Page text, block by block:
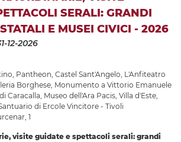
SERALI: GRANDI
E MUSEI CIVICI - 2026
12-2026
, Pantheon, Castel Sant'Angelo, L'Anfiteatro
Borghese, Monumento a Vittorio Emanuele
Caracalla, Museo dell'Ara Pacis, Villa d'Este,
di Ercole Vincitore - Tivoli
1
visite guidate e spettacoli serali: grandi